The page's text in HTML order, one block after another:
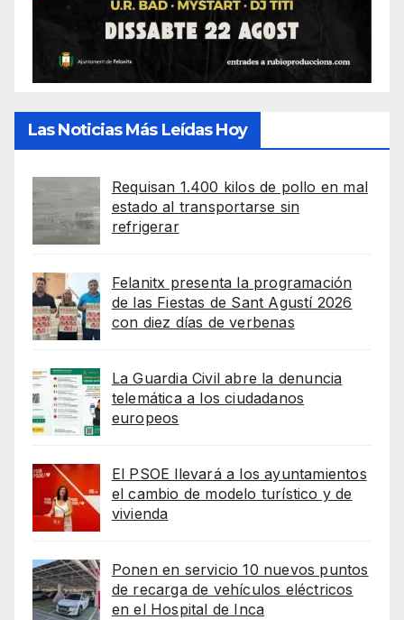
Las Noticias Más Leídas Hoy
Requisan 1.400 kilos de pollo en mal
estado al transportarse sin
refrigerar
Felanitx presenta la programación
de las Fiestas de Sant Agustí 2026
con diez días de verbenas
La Guardia Civil abre la denuncia
telemática a los ciudadanos
europeos
El PSOE llevará a los ayuntamientos
el cambio de modelo turístico y de
vivienda
Ponen en servicio 10 nuevos puntos
de recarga de vehículos eléctricos
en el Hospital de Inca